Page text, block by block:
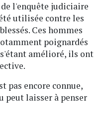
l'enquête judiciaire
utilisée contre les
Ces hommes
poignardés
amélioré, ils ont
pas encore connue,
peut laisser à penser